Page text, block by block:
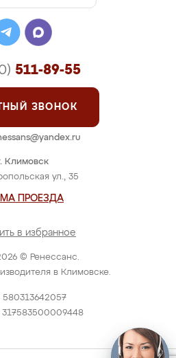
© Ренессанс.
в Климовске.
580313642057
Климовск
ул., 35
ПРОЕЗДА
в избранное
511-89-55
ЗВОНОК